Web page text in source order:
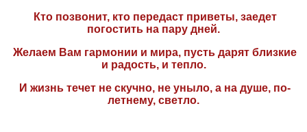
Кто позвонит, кто передаст приветы, заедет
погостить на пару дней.
Желаем Вам гармонии и мира, пусть дарят близкие
и радость, и тепло.
И жизнь течет не скучно, не уныло, а на душе, по-
летнему, светло.